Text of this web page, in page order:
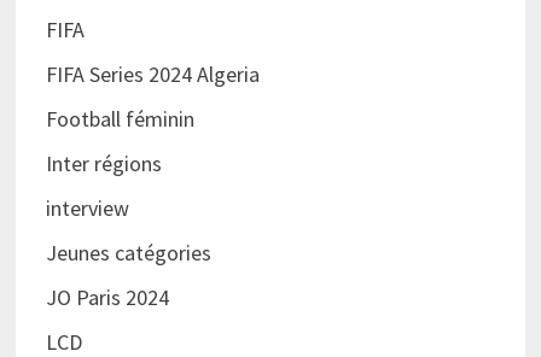
FIFA
FIFA Series 2024 Algeria
Football féminin
Inter régions
interview
Jeunes catégories
JO Paris 2024
LCD